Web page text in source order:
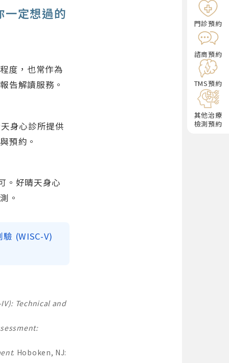
一定想過的
度，也常作為
告解讀服務。
身心診所提供
預約。
。好晴天身心
。
(WISC-V)
Technical and
. Hoboken, NJ:
門診預約
諮商預約
TMS預約
其他治療
檢測預約